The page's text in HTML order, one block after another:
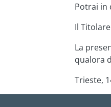
Potrai in
Il
La
qualora
Trieste,